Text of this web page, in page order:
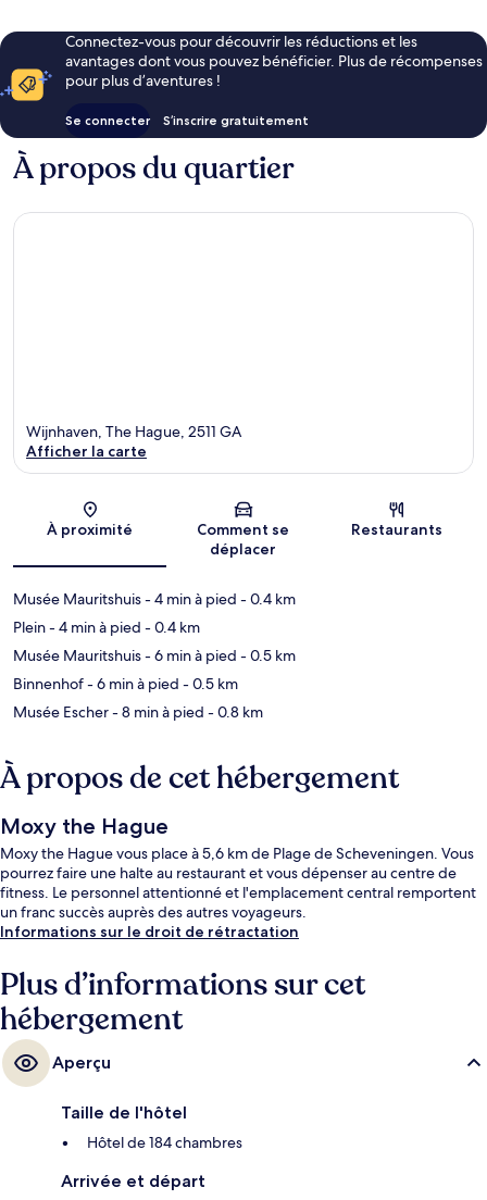
Connectez-vous pour découvrir les réductions et les
avantages dont vous pouvez bénéficier. Plus de récompenses
pour plus d’aventures !
Se connecter S’inscrire gratuitement
À propos du quartier
Carte
Wijnhaven, The Hague, 2511 GA
Afficher la carte
À proximité
Comment se
déplacer
Restaurants
Musée Mauritshuis- 4 min à pied - 0.4 km
Plein- 4 min à pied - 0.4 km
Musée Mauritshuis- 6 min à pied - 0.5 km
Binnenhof- 6 min à pied - 0.5 km
Musée Escher- 8 min à pied - 0.8 km
À propos de cet hébergement
Moxy the Hague
Moxy the Hague vous place à 5,6 km de Plage de Scheveningen. Vous
pourrez faire une halte au restaurant et vous dépenser au centre de
fitness. Le personnel attentionné et l'emplacement central remportent
un franc succès auprès des autres voyageurs.
Informations sur le droit de rétractation
Plus d’informations sur cet
hébergement
Aperçu
Taille de l'hôtel
Hôtel de 184 chambres
Arrivée et départ